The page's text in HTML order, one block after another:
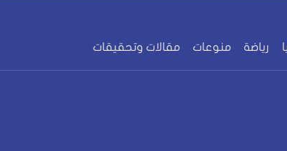
رياضة منوعات مقالات وتحقيقات